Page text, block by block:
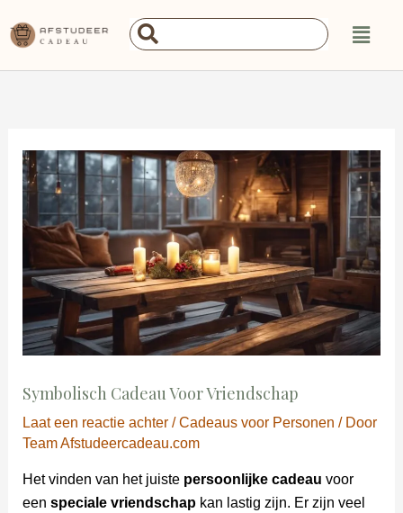
naar
Main
Search
...
Symbolisch Cadeau Voor Vriendschap
Laat een reactie achter /Cadeaus voor Personen / Door
Team Afstudeercadeau.com
Het vinden van het juiste persoonlijke cadeau voor
een speciale vriendschapkan lastig zijn. Er zijn veel